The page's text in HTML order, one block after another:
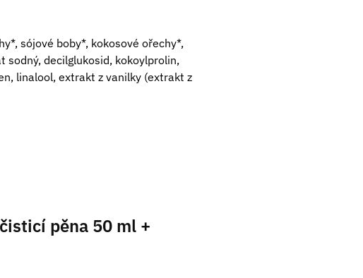
sójové boby*, kokosové ořechy*,
sodný, decilglukosid, kokoylprolin,
linalool, extrakt z vanilky (extrakt z
pěna 50 ml +